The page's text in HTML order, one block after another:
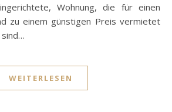
Wohnung, die für einen
zu einem günstigen Preis vermietet
WEITERLESEN